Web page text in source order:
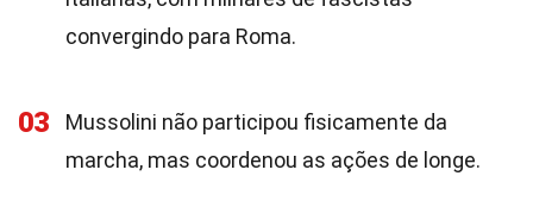
convergindo para Roma.
03
Mussolini não participou fisicamente da
marcha, mas coordenou as ações de longe.